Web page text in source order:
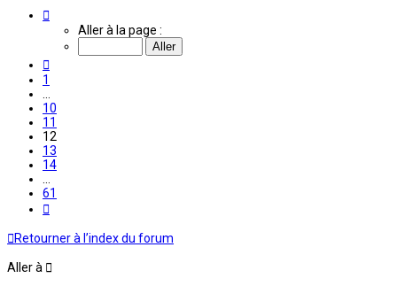
Aller à la page :
1
10
11
12
13
14
61
Retourner à l’index du forum
Aller à